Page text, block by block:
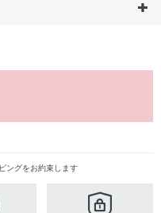
ングをお約束します